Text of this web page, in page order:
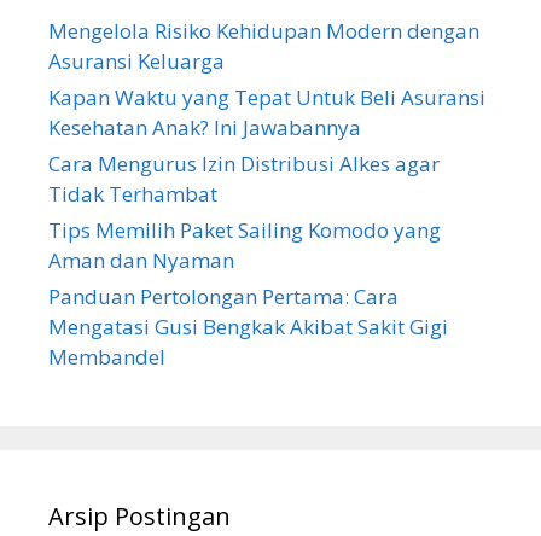
Mengelola Risiko Kehidupan Modern dengan
Asuransi Keluarga
Kapan Waktu yang Tepat Untuk Beli Asuransi
Kesehatan Anak? Ini Jawabannya
Cara Mengurus Izin Distribusi Alkes agar
Tidak Terhambat
Tips Memilih Paket Sailing Komodo yang
Aman dan Nyaman
Panduan Pertolongan Pertama: Cara
Mengatasi Gusi Bengkak Akibat Sakit Gigi
Membandel
Arsip Postingan